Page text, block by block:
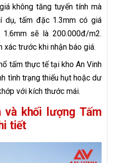
không tăng tuyến tính mà
dụ, tấm đặc 1.3mm có giá
sẽ là 200.000đ/m2.
xác trước khi nhận báo giá.
tấm thực tế tại kho An Vinh
tình trạng thiếu hụt hoặc dư
với kích thước mái.
và khối lượng Tấm
tiết